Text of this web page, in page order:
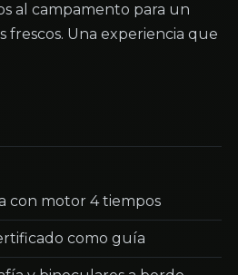
al campamento para un
frescos. Una experiencia que
con motor 4 tiempos
como guía